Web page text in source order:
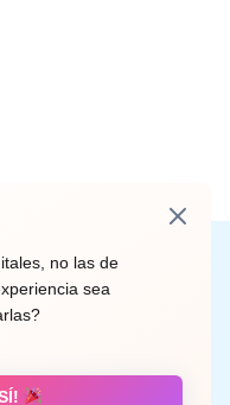
8 València
no las de
sea